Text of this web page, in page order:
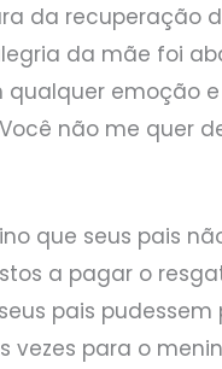
da recuperação
da mãe foi
emoção
não me quer
que seus pais
a pagar o
pais pudessem
vezes para o